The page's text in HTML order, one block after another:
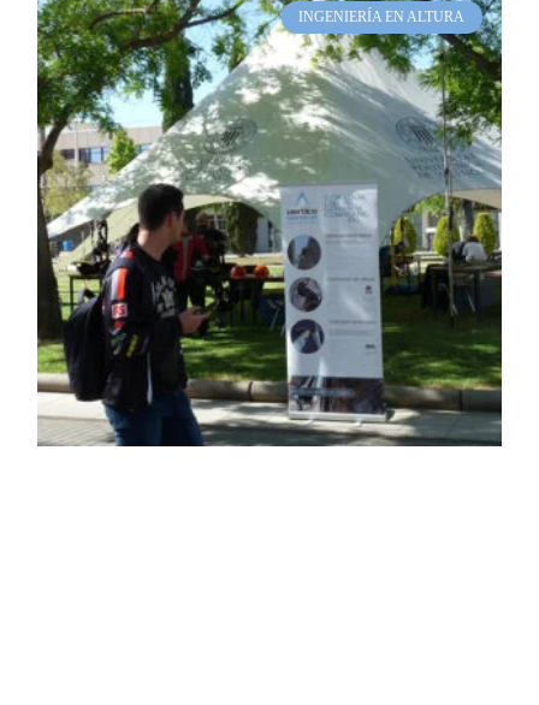
INGENIERÍA EN ALTURA